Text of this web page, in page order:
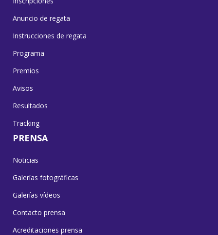
Anuncio de regata
Instrucciones de regata
Programa
Premios
Avisos
Resultados
Tracking
PRENSA
Noticias
Galerías fotográficas
Galerías vídeos
Contacto prensa
Acreditaciones prensa